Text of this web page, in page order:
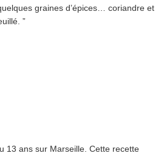
graines d’épices… coriandre et
”
13 ans sur Marseille. Cette recette